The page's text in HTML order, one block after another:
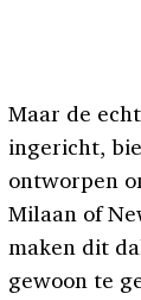
Maar de
ingericht,
ontworpen
Milaan of
maken dit
gewoon te